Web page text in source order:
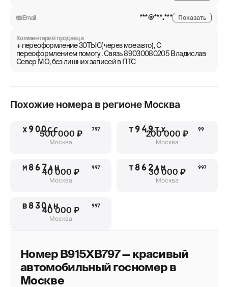
Email ***@***.*** Показать
Комментарий продавца
+ переоформление 30ТЫС( через мое авто) , С
переоформлением помогу . Связь 89030080205 Владислав
Север МО, без лишних записей в ПТС
Похожие номера в регионе Москва
Х900СС 797
500 000 ₽
Москва
Т949ТХ 99
200 000 ₽
Москва
М867АН 997
40 000 ₽
Москва
Т862АМ 997
30 000 ₽
Москва
В830АН 997
40 000 ₽
Москва
Номер В915ХВ797 — красивый
автомобильный госномер в
Москве